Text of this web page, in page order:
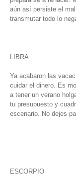
aún así persiste el
transmutar todo lo
LIBRA
Ya acabaron las
cuidar el dinero. Es
a tener un verano
tu presupuesto y
escenario. No dejes
ESCORPIO